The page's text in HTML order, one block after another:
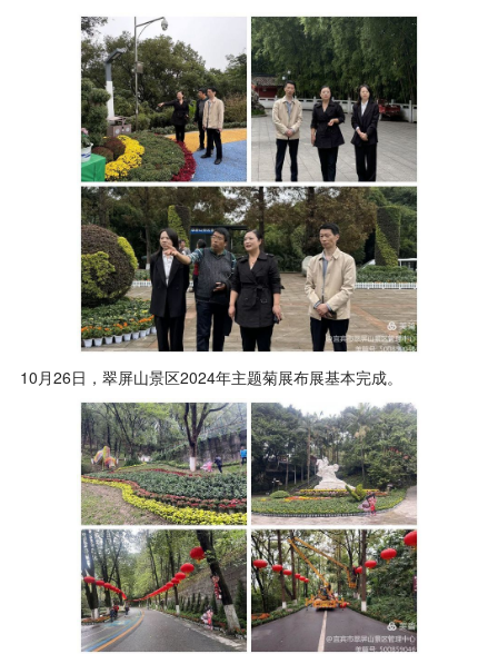
10月26日，翠屏山景区2024年主题菊展布展基本完成。